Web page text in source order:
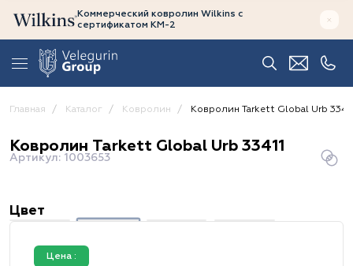
Коммерческий ковролин Wilkins с
сертификатом КМ-2
Главная Каталог Ковролин Ковролин Tarkett Global Urb 33411
Ковролин Tarkett Global Urb 33411
Артикул: 1003653
Цвет
Цена :